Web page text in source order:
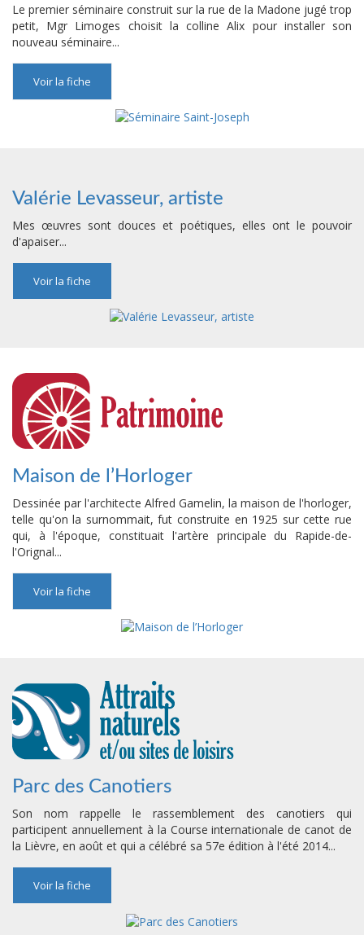
Le premier séminaire construit sur la rue de la Madone jugé trop
petit, Mgr Limoges choisit la colline Alix pour installer son
nouveau séminaire...
Voir la fiche
Valérie Levasseur, artiste
Mes œuvres sont douces et poétiques, elles ont le pouvoir
d'apaiser...
Voir la fiche
Maison de l’Horloger
Dessinée par l'architecte Alfred Gamelin, la maison de l'horloger,
telle qu'on la surnommait, fut construite en 1925 sur cette rue
qui, à l'époque, constituait l'artère principale du Rapide-de-
l'Orignal...
Voir la fiche
Parc des Canotiers
Son nom rappelle le rassemblement des canotiers qui
participent annuellement à la Course internationale de canot de
la Lièvre, en août et qui a célébré sa 57e édition à l'été 2014...
Voir la fiche